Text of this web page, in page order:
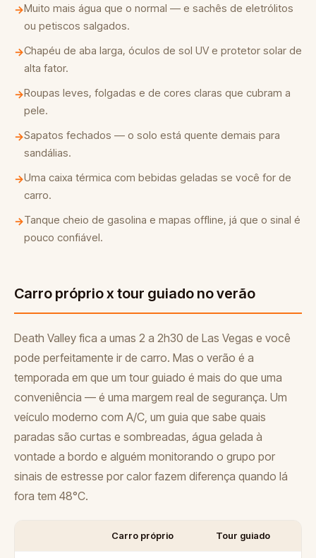
→Muito mais água que o normal — e sachês de eletrólitos
ou petiscos salgados.
→Chapéu de aba larga, óculos de sol UV e protetor solar de
alta fator.
→Roupas leves, folgadas e de cores claras que cubram a
pele.
→Sapatos fechados — o solo está quente demais para
sandálias.
→Uma caixa térmica com bebidas geladas se você for de
carro.
→Tanque cheio de gasolina e mapas offline, já que o sinal é
pouco confiável.
Carro próprio x tour guiado no verão
Death Valley fica a umas 2 a 2h30 de Las Vegas e você
pode perfeitamente ir de carro. Mas o verão é a
temporada em que um tour guiado é mais do que uma
conveniência — é uma margem real de segurança. Um
veículo moderno com A/C, um guia que sabe quais
paradas são curtas e sombreadas, água gelada à
vontade a bordo e alguém monitorando o grupo por
sinais de estresse por calor fazem diferença quando lá
fora tem 48°C.
Carro próprio Tour guiado